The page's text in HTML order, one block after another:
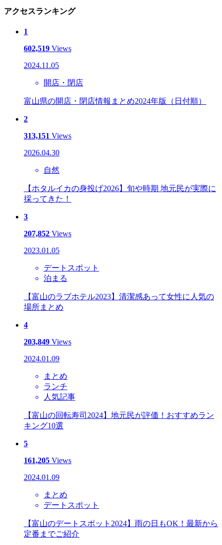
アクセスランキング
1
602,519 Views
2024.11.05
開店・閉店
富山県の開店・閉店情報まとめ2024年版（日付順）
2
313,151 Views
2026.04.30
自然
【ホタルイカの身投げ2026】旬や時期 地元民が実際に
採ってきた！
3
207,852 Views
2023.01.05
デートスポット
泊まる
【富山のラブホテル2023】清潔感あって女性に人気の
場所まとめ
4
203,849 Views
2024.01.09
まとめ
ランチ
人気記事
【富山の回転寿司2024】地元民が評価！おすすめラン
キング10選
5
161,205 Views
2024.01.09
まとめ
デートスポット
【富山のデートスポット2024】雨の日もOK！最新から
定番までご紹介